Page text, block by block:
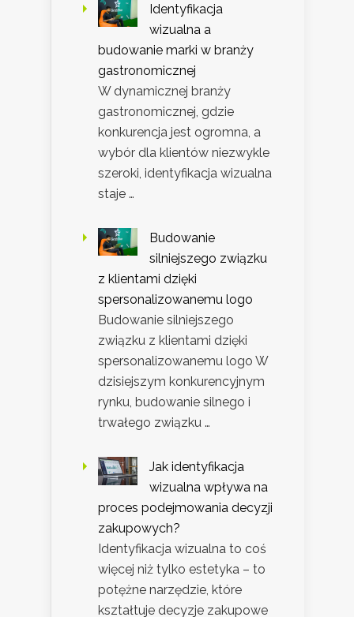
Identyfikacja
wizualna a
budowanie marki w branży
gastronomicznej
W dynamicznej branży
gastronomicznej, gdzie
konkurencja jest ogromna, a
wybór dla klientów niezwykle
szeroki, identyfikacja wizualna
staje …
Budowanie
silniejszego związku
z klientami dzięki
spersonalizowanemu logo
Budowanie silniejszego
związku z klientami dzięki
spersonalizowanemu logo W
dzisiejszym konkurencyjnym
rynku, budowanie silnego i
trwałego związku …
Jak identyfikacja
wizualna wpływa na
proces podejmowania decyzji
zakupowych?
Identyfikacja wizualna to coś
więcej niż tylko estetyka – to
potężne narzędzie, które
kształtuje decyzje zakupowe